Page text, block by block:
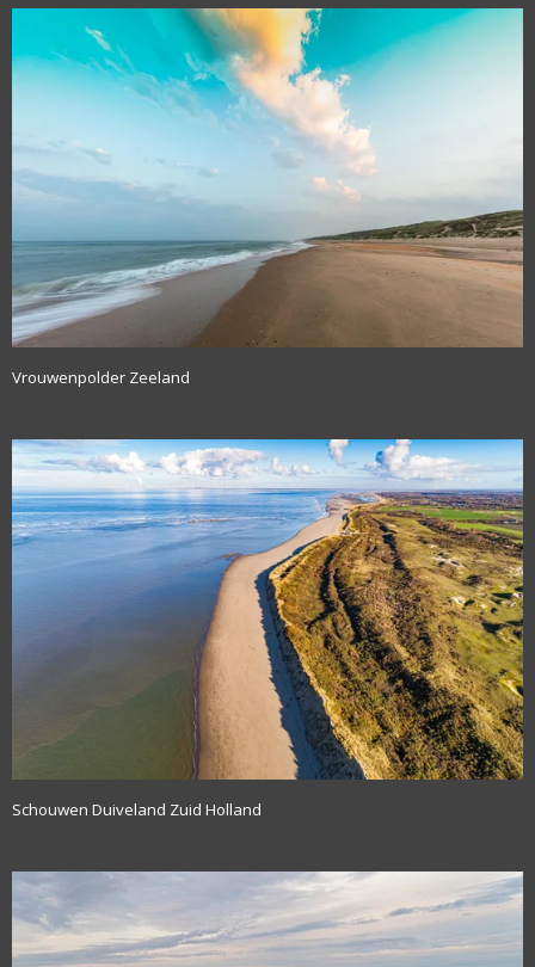
Vrouwenpolder Zeeland
Schouwen Duiveland Zuid Holland